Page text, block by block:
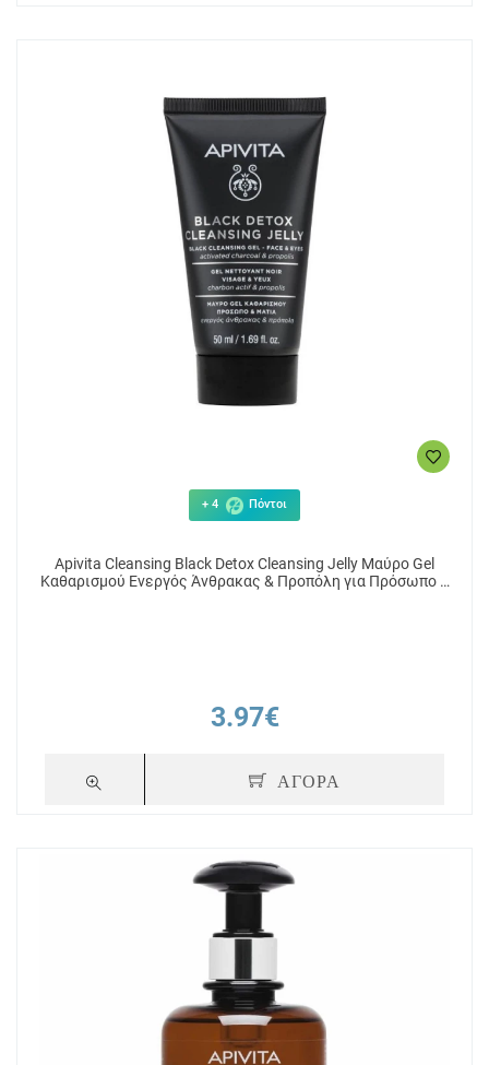
+ 4 Πόντοι
Apivita Cleansing Black Detox Cleansing Jelly Μαύρο Gel
Καθαρισμού Ενεργός Άνθρακας & Προπόλη για Πρόσωπο &
3.97€
ΑΓΟΡΑ